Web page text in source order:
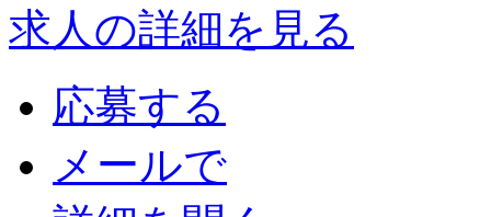
求人の詳細を見る
応募する
メールで